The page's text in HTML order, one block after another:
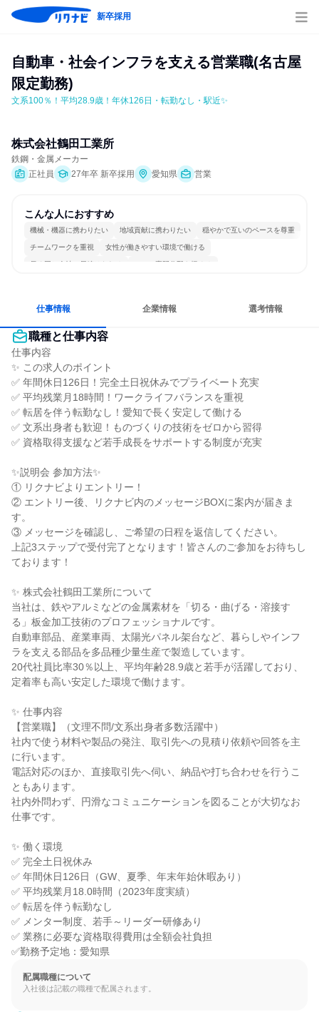
新卒採用
自動車・社会インフラを支える営業職(名古屋
限定勤務)
文系100％！平均28.9歳！年休126日・転勤なし・駅近✨
株式会社鶴田工業所
鉄鋼・金属メーカー
正社員
27年卒 新卒採用 愛知県 営業
こんな人におすすめ
機械・機器に携わりたい 地域貢献に携わりたい 穏やかで互いのペースを尊重
チームワークを重視 女性が働きやすい環境で働ける
長く同じ会社に居続けられる 一つの専門分野を極める
仕事情報 企業情報 選考情報
職種と仕事内容
仕事内容
✨ この求人のポイント
✅ 年間休日126日！完全土日祝休みでプライベート充実
✅ 平均残業月18時間！ワークライフバランスを重視
✅ 転居を伴う転勤なし！愛知で長く安定して働ける
✅ 文系出身者も歓迎！ものづくりの技術をゼロから習得
✅ 資格取得支援など若手成長をサポートする制度が充実
✨説明会 参加方法✨
① リクナビよりエントリー！
② エントリー後、リクナビ内のメッセージBOXに案内が届きま
す。
③ メッセージを確認し、ご希望の日程を返信してください。
上記3ステップで受付完了となります！皆さんのご参加をお待ちし
ております！
✨ 株式会社鶴田工業所について
当社は、鉄やアルミなどの金属素材を「切る・曲げる・溶接す
る」板金加工技術のプロフェッショナルです。
自動車部品、産業車両、太陽光パネル架台など、暮らしやインフ
ラを支える部品を多品種少量生産で製造しています。
20代社員比率30％以上、平均年齢28.9歳と若手が活躍しており、
定着率も高い安定した環境で働けます。
✨ 仕事内容
【営業職】（文理不問/文系出身者多数活躍中）
社内で使う材料や製品の発注、取引先への見積り依頼や回答を主
に行います。
電話対応のほか、直接取引先へ伺い、納品や打ち合わせを行うこ
ともあります。
社内外問わず、円滑なコミュニケーションを図ることが大切なお
仕事です。
✨ 働く環境
✅ 完全土日祝休み
✅ 年間休日126日（GW、夏季、年末年始休暇あり）
✅ 平均残業月18.0時間（2023年度実績）
✅ 転居を伴う転勤なし
✅ メンター制度、若手～リーダー研修あり
✅ 業務に必要な資格取得費用は全額会社負担
✅勤務予定地：愛知県
配属職種について
入社後は記載の職種で配属されます。